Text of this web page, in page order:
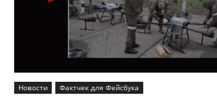
Новости Фактчек для Фейсбука